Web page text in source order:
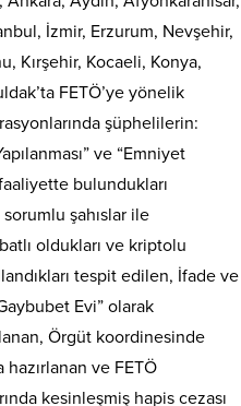
İzmir, Erzurum, Nevşehir,
Kırşehir, Kocaeli, Konya,
FETÖ’ye yönelik
şüphelilerin:
ve “Emniyet
bulundukları
şahıslar ile
oldukları ve kriptolu
tespit edilen, İfade ve
Evi” olarak
Örgüt koordinesinde
hazırlanan ve FETÖ
kesinleşmiş hapis cezası